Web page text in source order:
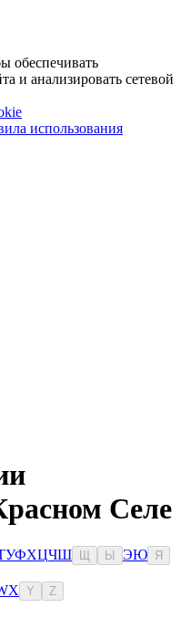
обеспечивать
и анализировать сетевой
использования
Селе
УФХЦЧШ Ы ЭЮ Я
X Y Z